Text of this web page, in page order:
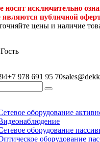
носят исключительно
являются публичной
цены и наличие
+7 978 691 95 70
оборудование
оборудование
оборудование